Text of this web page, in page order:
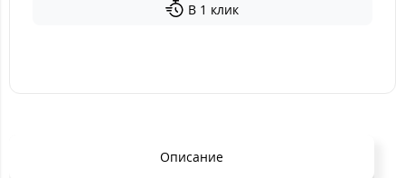
В 1 клик
Описание